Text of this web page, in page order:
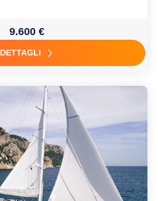
9.600 €
DETTAGLI